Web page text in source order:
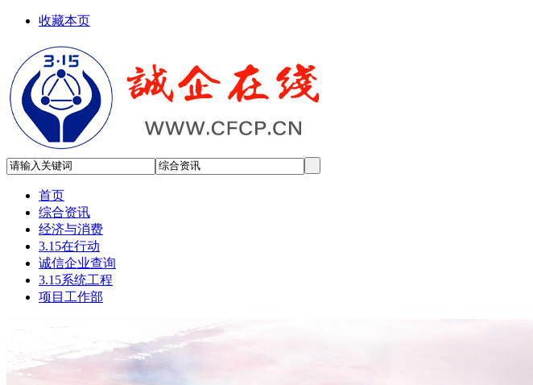
收藏本页
首页
综合资讯
经济与消费
3.15在行动
诚信企业查询
3.15系统工程
项目工作部